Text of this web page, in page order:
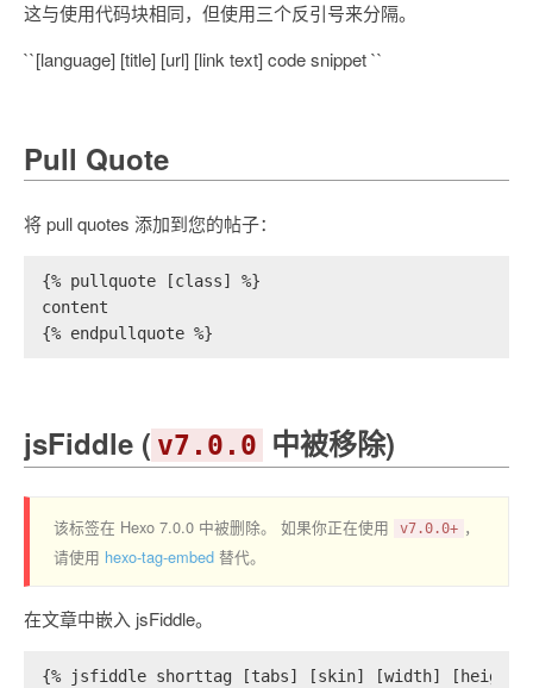
这与使用代码块相同，但使用三个反引号来分隔。
``[language] [title] [url] [link text] code snippet ``
Pull Quote
将 pull quotes 添加到您的帖子：
{% pullquote [class] %}
content
{% endpullquote %}
jsFiddle ( v7.0.0 中被移除)
该标签在 Hexo 7.0.0 中被删除。 如果你正在使用 v7.0.0+ ，
请使用 hexo-tag-embed 替代。
在文章中嵌入 jsFiddle。
{% jsfiddle shorttag [tabs] [skin] [width] [height]